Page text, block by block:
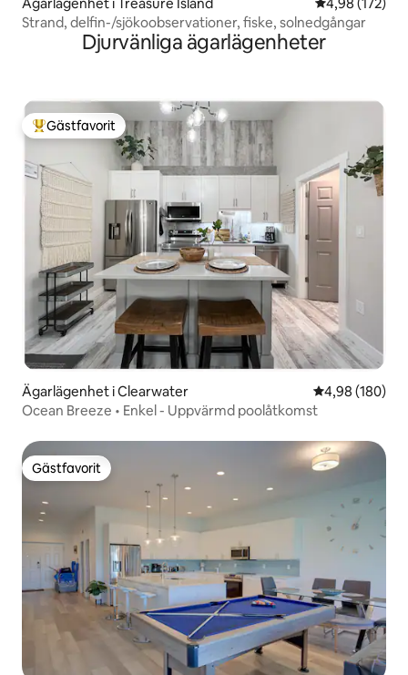
Strand, delfin-/sjökoobservationer, fiske, solnedgångar
Djurvänliga ägarlägenheter
Populär gästfavorit
Gästfavorit
Ägarlägenhet i Clearwater 4,98 av 5 i
4,98 (180)
Ocean Breeze • Enkel - Uppvärmd poolåtkomst
Gästfavorit
Gästfavorit